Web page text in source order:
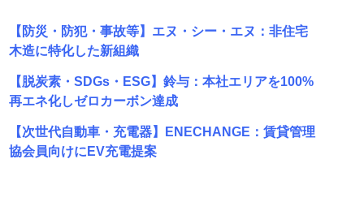
【防災・防犯・事故等】エヌ・シー・エヌ：非住宅
木造に特化した新組織
【脱炭素・SDGs・ESG】鈴与：本社エリアを100%
再エネ化しゼロカーボン達成
【次世代自動車・充電器】ENECHANGE：賃貸管理
協会員向けにEV充電提案